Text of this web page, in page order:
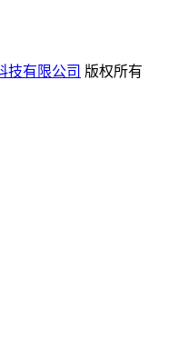
技有限公司 版权所有